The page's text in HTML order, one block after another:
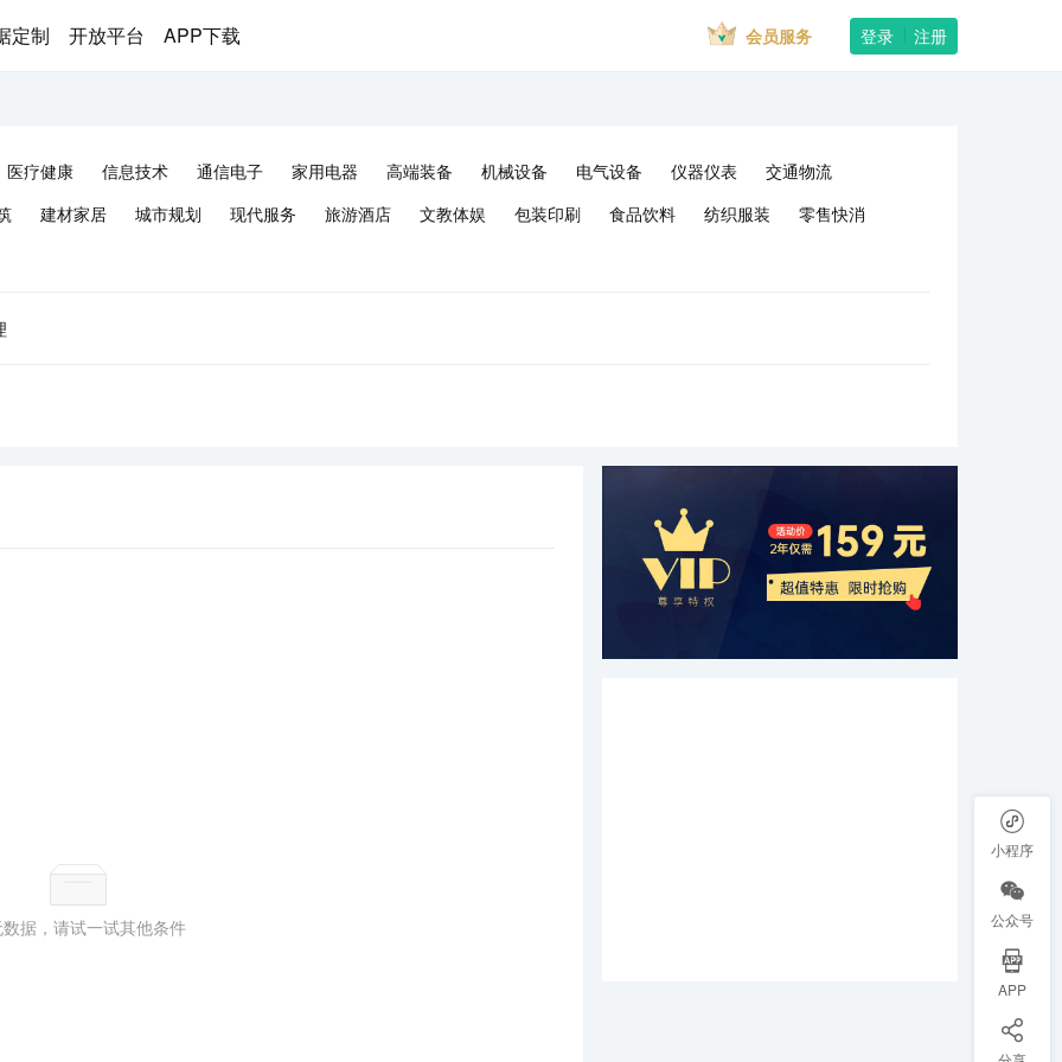
定制 开放平台 APP下载 会员服务 登录 注册
医疗健康 信息技术 通信电子 家用电器 高端装备 机械设备 电气设备 仪器仪表
交通物流
建材家居 城市规划 现代服务 旅游酒店 文教体娱 包装印刷 食品饮料 纺织服装 零售快消
据，请试一试其他条件
小程序
公众号
APP